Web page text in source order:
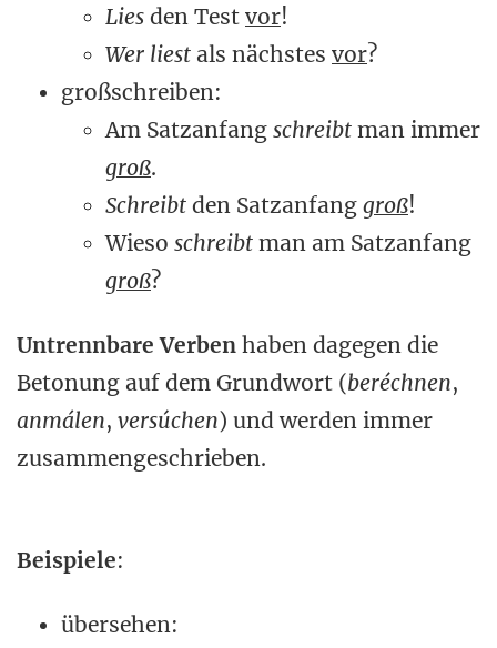
Lies den Test vor!
Wer liest als nächstes vor?
großschreiben:
Am Satzanfang schreibt man immer
groß.
Schreibt den Satzanfang groß!
Wieso schreibt man am Satzanfang
groß?
Untrennbare Verben haben dagegen die
Betonung auf dem Grundwort (beréchnen,
anmálen, versúchen) und werden immer
zusammengeschrieben.
Beispiele:
übersehen: